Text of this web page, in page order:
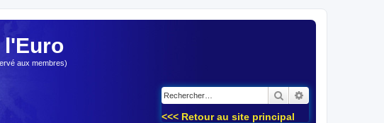
l'Euro
aux membres)
Rechercher
<<< Retour au site principal